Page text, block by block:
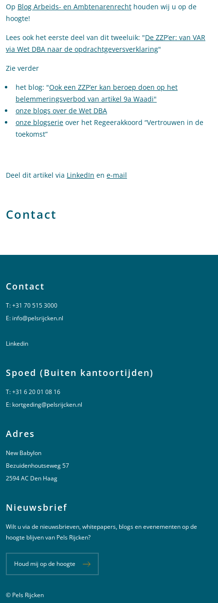
Op Blog Arbeids- en Ambtenarenrecht houden wij u op de
hoogte!
Lees ook het eerste deel van dit tweeluik: "De ZZP’er: van VAR
via Wet DBA naar de opdrachtgeversverklaring"
Zie verder
het blog: "Ook een ZZP’er kan beroep doen op het
belemmeringsverbod van artikel 9a Waadi"
onze blogs over de Wet DBA
onze blogserie over het Regeerakkoord “Vertrouwen in de
toekomst”
Deel dit artikel via LinkedIn en e-mail
Contact
Contact
T:+31 70 515 3000
E: info@pelsrijcken.nl
Linkedin
Spoed (Buiten kantoortijden)
T:+31 6 20 01 08 16
E: kortgeding@pelsrijcken.nl
Adres
New Babylon
Bezuidenhoutseweg 57
2594 AC Den Haag
Nieuwsbrief
Wilt u via de nieuwsbrieven, whitepapers, blogs en evenementen op de
hoogte blijven van Pels Rijcken?
Houd mij op de hoogte
© Pels Rijcken